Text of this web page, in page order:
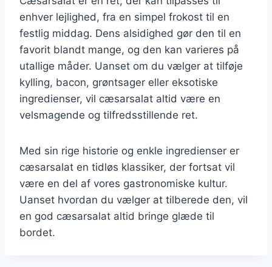
enhver lejlighed, fra en simpel frokost til en
festlig middag. Dens alsidighed gør den til en
favorit blandt mange, og den kan varieres på
utallige måder. Uanset om du vælger at tilføje
kylling, bacon, grøntsager eller eksotiske
ingredienser, vil cæsarsalat altid være en
velsmagende og tilfredsstillende ret.
Med sin rige historie og enkle ingredienser er
cæsarsalat en tidløs klassiker, der fortsat vil
være en del af vores gastronomiske kultur.
Uanset hvordan du vælger at tilberede den, vil
en god cæsarsalat altid bringe glæde til
bordet.